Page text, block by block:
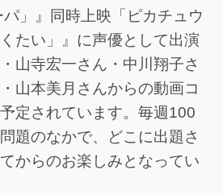
」』同時上映「ピカチュウ
たい」』に声優として出演
山寺宏一さん・中川翔子さ
山本美月さんからの動画コ
定されています。毎週100
題のなかで、どこに出題さ
からのお楽しみとなってい